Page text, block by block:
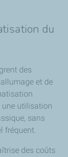
du
des
et de
utilisation
sans
fréquent.
des coûts